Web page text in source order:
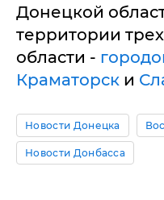
Донецкой
территории
области -
Краматорск и
Новости Донецка
Новости Донбасса